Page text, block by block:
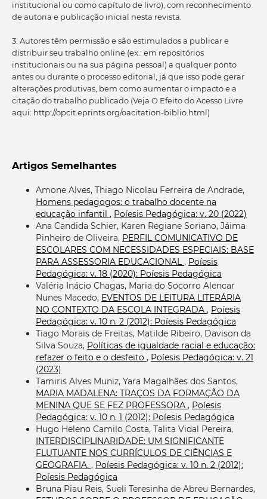
institucional ou como capítulo de livro), com reconhecimento
de autoria e publicação inicial nesta revista.
3. Autores têm permissão e são estimulados a publicar e
distribuir seu trabalho online (ex.: em repositórios
institucionais ou na sua página pessoal) a qualquer ponto
antes ou durante o processo editorial, já que isso pode gerar
alterações produtivas, bem como aumentar o impacto e a
citação do trabalho publicado (Veja O Efeito do Acesso Livre
aqui: http://opcit.eprints.org/oacitation-biblio.html)
Artigos Semelhantes
Amone Alves, Thiago Nicolau Ferreira de Andrade,
Homens pedagogos: o trabalho docente na
educação infantil , Poíesis Pedagógica: v. 20 (2022)
Ana Candida Schier, Karen Regiane Soriano, Jáima
Pinheiro de Oliveira, PERFIL COMUNICATIVO DE
ESCOLARES COM NECESSIDADES ESPECIAIS: BASE
PARA ASSESSORIA EDUCACIONAL , Poíesis
Pedagógica: v. 18 (2020): Poíesis Pedagógica
Valéria Inácio Chagas, Maria do Socorro Alencar
Nunes Macedo, EVENTOS DE LEITURA LITERÁRIA
NO CONTEXTO DA ESCOLA INTEGRADA , Poíesis
Pedagógica: v. 10 n. 2 (2012): Poíesis Pedagógica
Tiago Morais de Freitas, Matilde Ribeiro, Davison da
Silva Souza, Políticas de igualdade racial e educação:
refazer o feito e o desfeito , Poíesis Pedagógica: v. 21
(2023)
Tamiris Alves Muniz, Yara Magalhães dos Santos,
MARIA MADALENA: TRAÇOS DA FORMAÇÃO DA
MENINA QUE SE FEZ PROFESSORA , Poíesis
Pedagógica: v. 10 n. 1 (2012): Poíesis Pedagógica
Hugo Heleno Camilo Costa, Talita Vidal Pereira,
INTERDISCIPLINARIDADE: UM SIGNIFICANTE
FLUTUANTE NOS CURRÍCULOS DE CIÊNCIAS E
GEOGRAFIA. , Poíesis Pedagógica: v. 10 n. 2 (2012):
Poíesis Pedagógica
Bruna Piau Reis, Sueli Teresinha de Abreu Bernardes,